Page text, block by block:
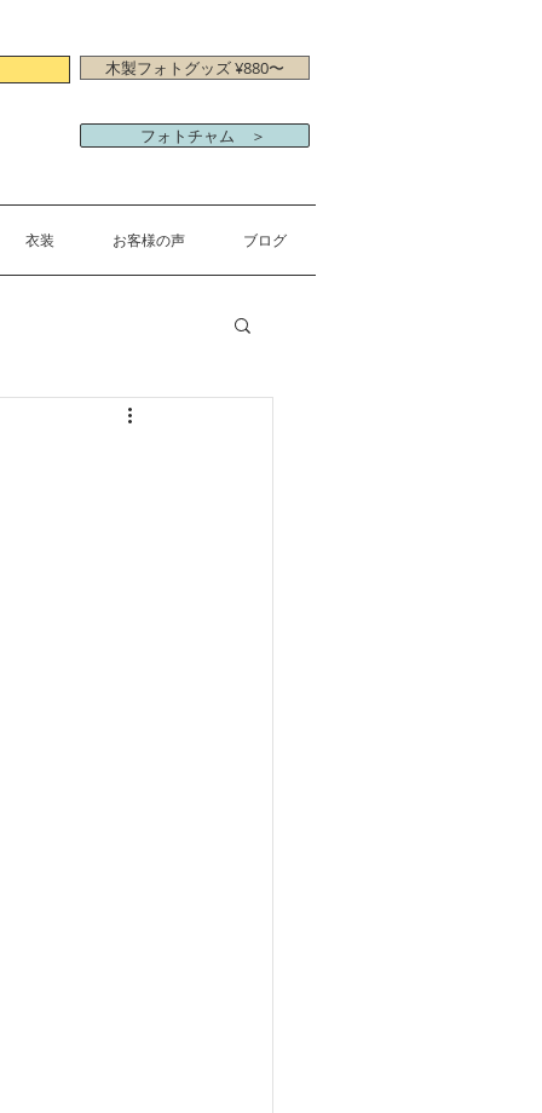
木製フォトグッズ ¥880〜
フォトチャム ＞
衣装 お客様の声 ブログ